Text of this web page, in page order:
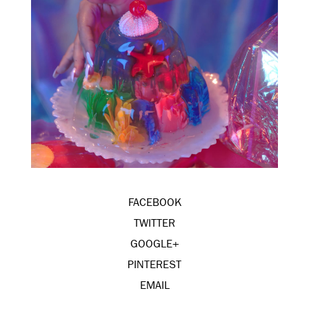
FACEBOOK
TWITTER
GOOGLE+
PINTEREST
EMAIL